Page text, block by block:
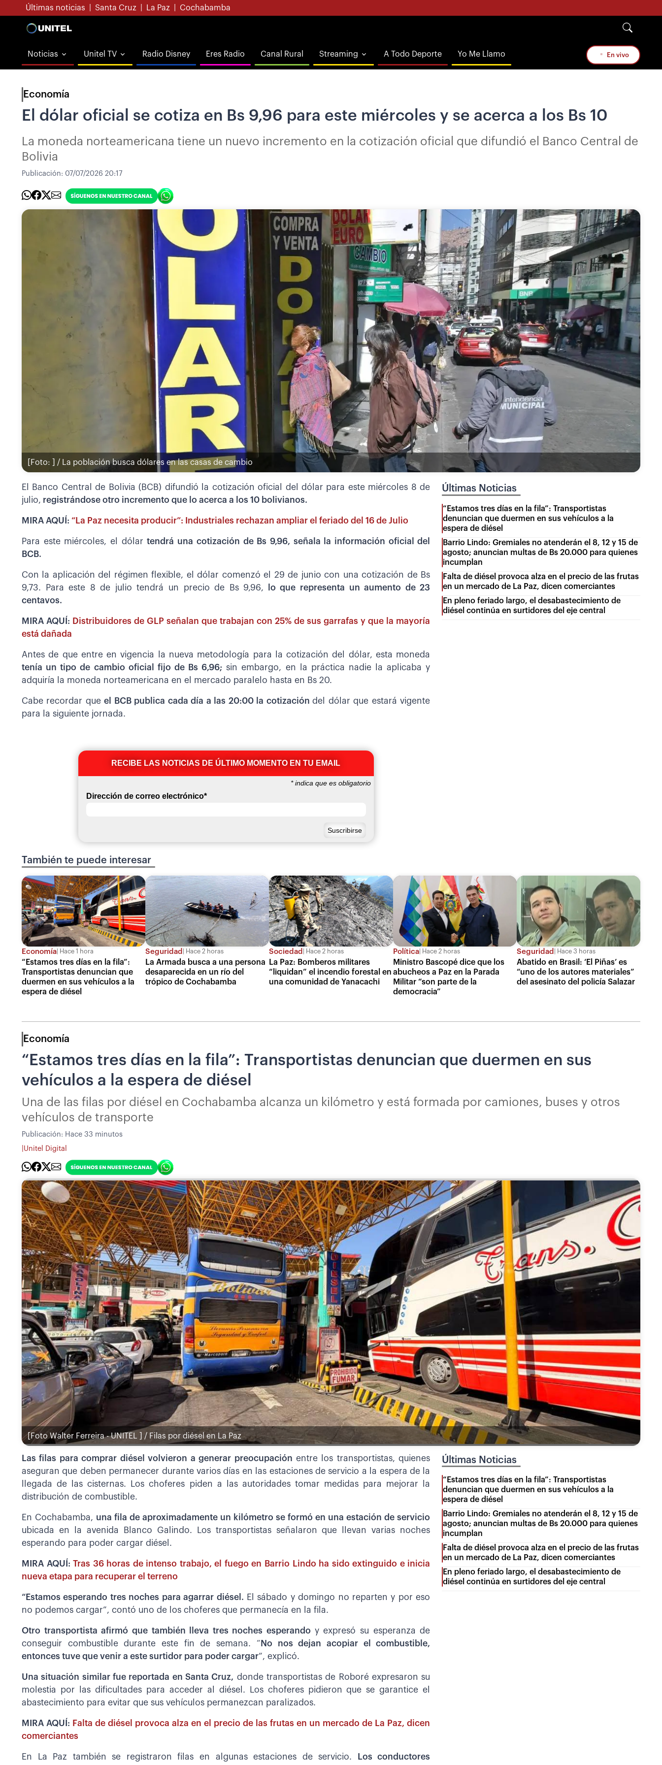
Últimas noticias Santa Cruz La Paz Cochabamba
Noticias Unitel TV Radio Disney Eres Radio Canal Rural Streaming A Todo Deporte Yo Me Llamo En vivo
Economía
El dólar oficial se cotiza en Bs 9,96 para este miércoles y se acerca a los Bs 10
La moneda norteamericana tiene un nuevo incremento en la cotización oficial que difundió el Banco Central de
Bolivia
Publicación: 07/07/2026 20:17
[Foto: ] / La población busca dólares en las casas de cambio
El Banco Central de Bolivia (BCB) difundió la cotización oficial del dólar para este miércoles 8 de
julio, registrándose otro incremento que lo acerca a los 10 bolivianos.
MIRA AQUÍ: “La Paz necesita producir”: Industriales rechazan ampliar el feriado del 16 de Julio
Para este miércoles, el dólartendrá una cotización de Bs 9,96, señala la información oficial del
BCB.
Con la aplicación del régimen flexible, el dólar comenzó el 29 de junio con una cotización de Bs
9,73. Para este 8 de julio tendrá un precio de Bs 9,96, lo que representa un aumento de 23
centavos.
MIRA AQUÍ: Distribuidores de GLP señalan que trabajan con 25% de sus garrafas y que la mayoría
está dañada
Antes de que entre en vigencia la nueva metodología para la cotización del dólar, esta moneda
tenía un tipo de cambio oficial fijo de Bs 6,96; sin embargo, en la práctica nadie la aplicaba y
adquiría la moneda norteamericana en el mercado paralelo hasta en Bs 20.
Cabe recordar queel BCB publica cada día a las 20:00 la cotizacióndel dólar que estará vigente
para la siguiente jornada.
RECIBE LAS NOTICIAS DE ÚLTIMO MOMENTO EN TU EMAIL
*indica que es obligatorio
Dirección de correo electrónico*
Últimas Noticias
“Estamos tres días en la fila”: Transportistas
denuncian que duermen en sus vehículos a la
espera de diésel
Barrio Lindo: Gremiales no atenderán el 8, 12 y 15 de
agosto; anuncian multas de Bs 20.000 para quienes
incumplan
Falta de diésel provoca alza en el precio de las frutas
en un mercado de La Paz, dicen comerciantes
En pleno feriado largo, el desabastecimiento de
diésel continúa en surtidores del eje central
También te puede interesar
Economía Hace 1 hora
“Estamos tres días en la fila”:
Transportistas denuncian que
duermen en sus vehículos a la
espera de diésel
Seguridad Hace 2 horas
La Armada busca a una persona
desaparecida en un río del
trópico de Cochabamba
Sociedad Hace 2 horas
La Paz: Bomberos militares
“liquidan” el incendio forestal en
una comunidad de Yanacachi
Política Hace 2 horas
Ministro Bascopé dice que los
abucheos a Paz en la Parada
Militar “son parte de la
democracia”
Seguridad Hace 3 horas
Abatido en Brasil: ‘El Piñas’ es
“uno de los autores materiales”
del asesinato del policía Salazar
Economía
“Estamos tres días en la fila”: Transportistas denuncian que duermen en sus
vehículos a la espera de diésel
Una de las filas por diésel en Cochabamba alcanza un kilómetro y está formada por camiones, buses y otros
vehículos de transporte
Publicación: Hace 33 minutos
Unitel Digital
[Foto Walter Ferreira - UNITEL ] / Filas por diésel en La Paz
Las filas para comprar diésel volvieron a generar preocupación entre los transportistas, quienes
aseguran que deben permanecer durante varios días en las estaciones de servicio a la espera de la
llegada de las cisternas. Los choferes piden a las autoridades tomar medidas para mejorar la
distribución de combustible.
En Cochabamba, una fila de aproximadamente un kilómetro se formó en una estación de servicio
ubicada en la avenida Blanco Galindo. Los transportistas señalaron que llevan varias noches
esperando para poder cargar diésel.
MIRA AQUÍ:Tras 36 horas de intenso trabajo, el fuego en Barrio Lindo ha sido extinguido e inicia
nueva etapa para recuperar el terreno
“Estamos esperando tres noches para agarrar diésel. El sábado y domingo no reparten y por eso
no podemos cargar”, contó uno de los choferes que permanecía en la fila.
Otro transportista afirmó que también lleva tres noches esperando y expresó su esperanza de
conseguir combustible durante este fin de semana. “ No nos dejan acopiar el combustible,
entonces tuve que venir a este surtidor para poder cargar”, explicó.
Una situación similar fue reportada en Santa Cruz, donde transportistas de Roboré expresaron su
molestia por las dificultades para acceder al diésel. Los choferes pidieron que se garantice el
abastecimiento para evitar que sus vehículos permanezcan paralizados.
MIRA AQUÍ: Falta de diésel provoca alza en el precio de las frutas en un mercado de La Paz, dicen
comerciantes
En La Paz también se registraron filas en algunas estaciones de servicio. Los conductores
Últimas Noticias
“Estamos tres días en la fila”: Transportistas
denuncian que duermen en sus vehículos a la
espera de diésel
Barrio Lindo: Gremiales no atenderán el 8, 12 y 15 de
agosto; anuncian multas de Bs 20.000 para quienes
incumplan
Falta de diésel provoca alza en el precio de las frutas
en un mercado de La Paz, dicen comerciantes
En pleno feriado largo, el desabastecimiento de
diésel continúa en surtidores del eje central